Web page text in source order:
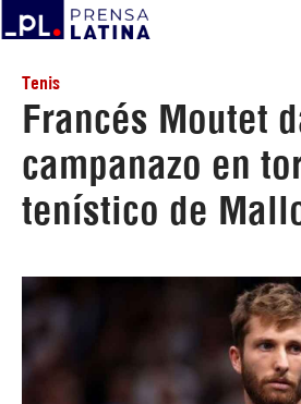
Tenis
Francés Moutet
campanazo en
tenístico de